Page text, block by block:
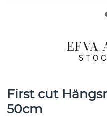
First cut
50cm